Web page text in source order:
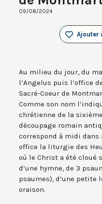
09/08/2024
Ajouter
Au milieu du jour, du
l’Angelus puis l’office
Sacré-Coeur de
Comme son nom
chrétienne de la
découpage romain
correspond à midi dans
office la liturgie des
où le Christ a été cloué
d’une hymne, de 3
psaumes), d’une petite
oraison.